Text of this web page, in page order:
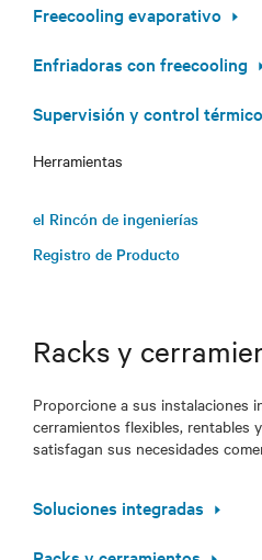
Freecooling evaporativo
Enfriadoras con freecooling
Supervisión y control térmico
Herramientas
el Rincón de ingenierías
Registro de Producto
Racks y
Proporcione a sus instalaciones
cerramientos flexibles, rentables
satisfagan sus necesidades
Soluciones integradas